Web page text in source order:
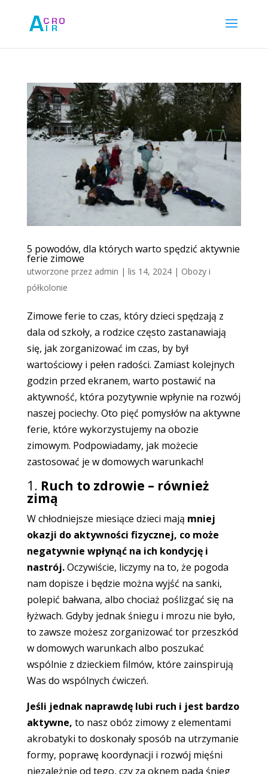
5 powodów, dla których warto spędzić aktywnie
ferie zimowe
utworzone przez admin | lis 14, 2024| Obozy i
półkolonie
Zimowe ferie to czas, który dzieci spędzają z
dala od szkoły, a rodzice często zastanawiają
się, jak zorganizować im czas, by był
wartościowy i pełen radości. Zamiast kolejnych
godzin przed ekranem, warto postawić na
aktywność, która pozytywnie wpłynie na rozwój
naszej pociechy. Oto pięć pomysłów na aktywne
ferie, które wykorzystujemy na obozie
zimowym. Podpowiadamy, jak możecie
zastosować je w domowych warunkach!
1. Ruch to zdrowie – również
zimą
W chłodniejsze miesiące dzieci mają mniej
okazji do aktywności fizycznej, co może
negatywnie wpłynąć na ich kondycję i
nastrój.Oczywiście, liczymy na to, że pogoda
nam dopisze i będzie można wyjść na sanki,
polepić bałwana, albo chociaż poślizgać się na
łyżwach. Gdyby jednak śniegu i mrozu nie było,
to zawsze możesz zorganizować tor przeszkód
w domowych warunkach albo poszukać
wspólnie z dzieckiem filmów, które zainspirują
Was do wspólnych ćwiczeń.
Jeśli jednak naprawdę lubi ruch i jest bardzo
aktywne, to nasz obóz zimowy z elementami
akrobatyki to doskonały sposób na utrzymanie
formy, poprawę koordynacji i rozwój mięśni
niezależnie od tego, czy za oknem pada śnieg